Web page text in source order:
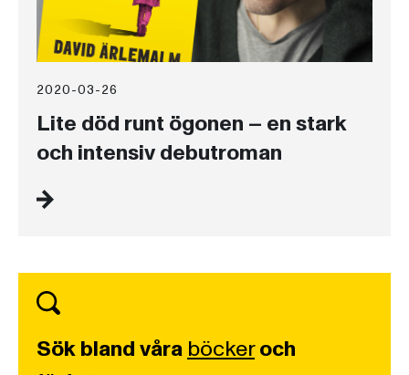
2020-03-26
Lite död runt ögonen – en stark
och intensiv debutroman
Sök bland våra böckeroch